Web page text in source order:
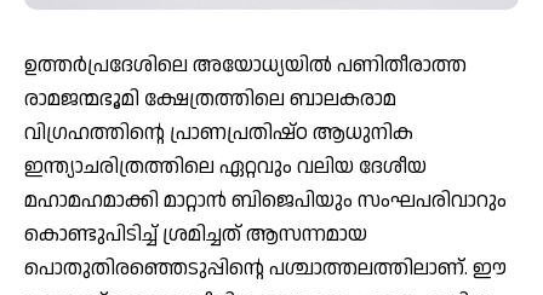
ഉത്തര്‍പ്രദേശിലെ അയോധ്യയില്‍ പണിതീരാത്ത
രാമജന്മഭൂമി ക്ഷേത്രത്തിലെ ബാലകരാമ
വിഗ്രഹത്തിന്റെ പ്രാണപ്രതിഷ്ഠ ആധുനിക
ഇന്ത്യാചരിത്രത്തിലെ ഏറ്റവും വലിയ ദേശീയ
മഹാമഹമാക്കി മാറ്റാന്‍ ബിജെപിയും സംഘപരിവാറും
കൊണ്ടുപിടിച്ച് ശ്രമിച്ചത് ആസന്നമായ
പൊതുതിരഞ്ഞെടുപ്പിന്റെ പശ്ചാത്തലത്തിലാണ്. ഈ